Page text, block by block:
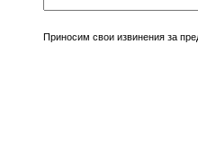
Приносим свои извинения за